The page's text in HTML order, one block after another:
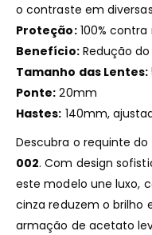
o contraste em
Proteção:100% contra
Benefício:Redução do
Tamanho das Lentes:
Ponte: 20mm
Hastes: 140mm,
Descubra o requinte do
002. Com design
este modelo une luxo,
cinza reduzem o brilho
armação de acetato